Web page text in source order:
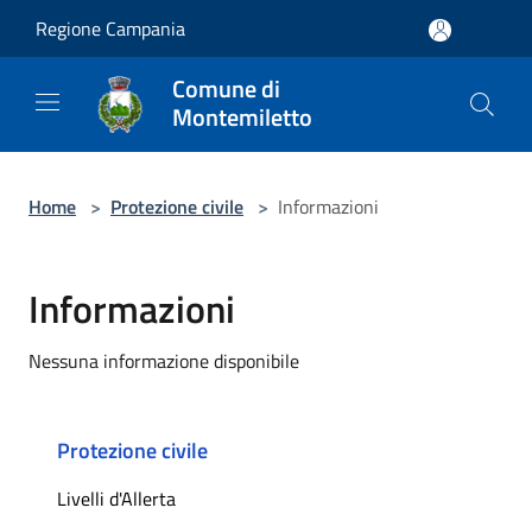
Regione Campania
Comune di
Montemiletto
Home > Protezione civile > Informazioni
Informazioni
Nessuna informazione disponibile
Protezione civile
Livelli d'Allerta